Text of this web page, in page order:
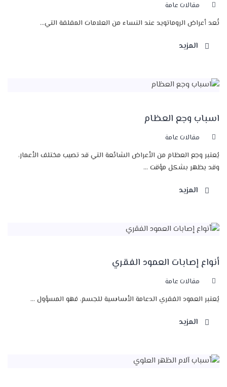
مقالات عامة
تُعد أعراض الروماتويد عند النساء من العلامات المقلقة التي...
المزيد
اسباب وجع العظام
مقالات عامة
يُعتبر وجع العظام من الأعراض الشائعة التي قد تصيب مختلف الأعمار،
وقد يظهر بشكل مؤقت ...
المزيد
أنواع إصابات العمود الفقري
مقالات عامة
يُعتبر العمود الفقري الدعامة الأساسية للجسم، فهو المسؤول ...
المزيد